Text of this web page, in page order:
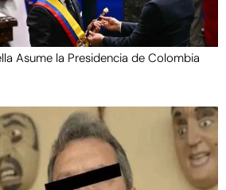
Asume la Presidencia de Colombia